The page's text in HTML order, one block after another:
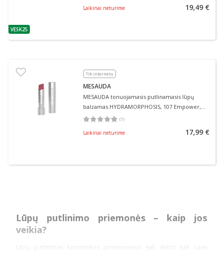
patarimas
VESK25
Laikinai neturime 19,49 €
Tik internetu
MESAUDA
MESAUDA tonuojamasis putlinamasis lūpų
balzamas HYDRAMORPHOSIS, 107 Empower,
3.5 g
(7)
Vidutinis įvertinimas 4.86
Laikinai neturime 17,99 €
Lūpų putlinimo priemonės – kaip jos
veikia?
Lūpų putlinimas kosmetikos priemonėmis gali skirtis tiek savo